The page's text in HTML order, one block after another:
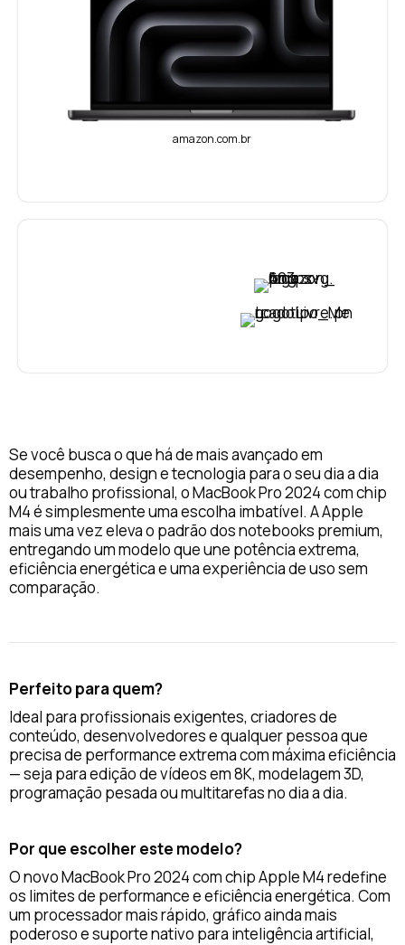
amazon.com.br
Se você busca o que há de mais avançado em
desempenho, design e tecnologia para o seu dia a dia
ou trabalho profissional, o MacBook Pro 2024 com chip
M4 é simplesmente uma escolha imbatível. A Apple
mais uma vez eleva o padrão dos notebooks premium,
entregando um modelo que une potência extrema,
eficiência energética e uma experiência de uso sem
comparação.
Perfeito para quem?
Ideal para profissionais exigentes, criadores de
conteúdo, desenvolvedores e qualquer pessoa que
precisa de performance extrema com máxima eficiência
— seja para edição de vídeos em 8K, modelagem 3D,
programação pesada ou multitarefas no dia a dia.
Por que escolher este modelo?
O novo MacBook Pro 2024 com chip Apple M4 redefine
os limites de performance e eficiência energética. Com
um processador mais rápido, gráfico ainda mais
poderoso e suporte nativo para inteligência artificial,